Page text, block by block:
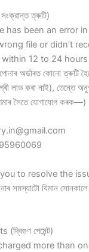
ত্ৰুটি)
has been an error
file or didn’t
12 to 24 hours
অৰ্ডাৰত কোনো ত্ৰুটি
লাভ কৰা নাই), তেন্তে
সৈতে যোগাযোগ কৰক—)
to resolve the
যিমান সোনকালে
পেমেন্ট)
more than